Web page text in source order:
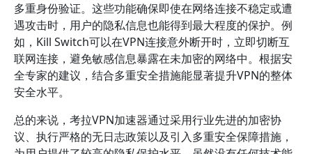
多重身份验证。这些功能确保即使在网络连接不稳定或遭
遇攻击时，用户的隐私信息也能得到最大程度的保护。例
如，Kill Switch可以在VPN连接意外断开时，立即切断互
联网连接，避免敏感信息暴露在未加密的网络中。根据安
全专家的建议，结合多重安全措施能显著提升VPN的整体
安全水平。
总的来说，考拉VPN加速器通过采用行业先进的加密协
议、执行严格的无日志政策以及引入多重安全保障措施，